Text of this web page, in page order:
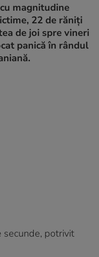
magnitudine
22 de răniţi
de joi spre vineri
panică în rândul
secunde, potrivit